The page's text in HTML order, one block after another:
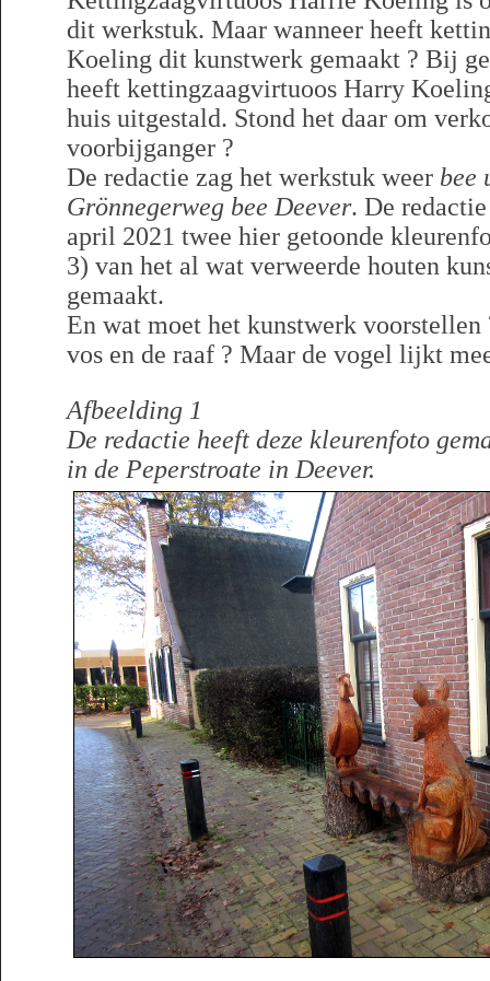
dit werkstuk. Maar wanneer heeft
Koeling dit kunstwerk gemaakt ? Bij
heeft kettingzaagvirtuoos Harry
huis uitgestald. Stond het daar om
voorbijganger ?
De redactie zag het werkstuk weer bee
Grönnegerweg bee Deever. De
april 2021 twee hier getoonde
3) van het al wat verweerde houten
gemaakt.
En wat moet het kunstwerk
vos en de raaf ? Maar de vogel lijkt
Afbeelding 1
De redactie heeft deze kleurenfoto
in de Peperstroate in Deever.